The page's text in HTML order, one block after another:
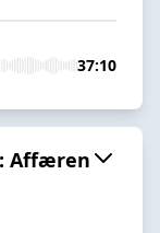
37:10
Affæren